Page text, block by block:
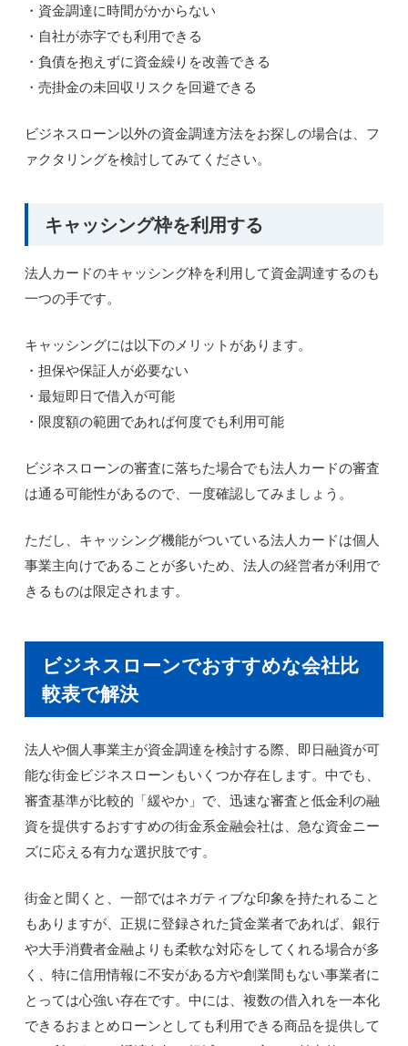
・資金調達に時間がかからない
・自社が赤字でも利用できる
・負債を抱えずに資金繰りを改善できる
・売掛金の未回収リスクを回避できる
ビジネスローン以外の資金調達方法をお探しの場合は、フ
ァクタリングを検討してみてください。
キャッシング枠を利用する
法人カードのキャッシング枠を利用して資金調達するのも
一つの手です。
キャッシングには以下のメリットがあります。
・担保や保証人が必要ない
・最短即日で借入が可能
・限度額の範囲であれば何度でも利用可能
ビジネスローンの審査に落ちた場合でも法人カードの審査
は通る可能性があるので、一度確認してみましょう。
ただし、キャッシング機能がついている法人カードは個人
事業主向けであることが多いため、法人の経営者が利用で
きるものは限定されます。
ビジネスローンでおすすめな会社比
較表で解決
法人や個人事業主が資金調達を検討する際、即日融資が可
能な街金ビジネスローンもいくつか存在します。中でも、
審査基準が比較的「緩やか」で、迅速な審査と低金利の融
資を提供するおすすめの街金系金融会社は、急な資金ニー
ズに応える有力な選択肢です。
街金と聞くと、一部ではネガティブな印象を持たれること
もありますが、正規に登録された貸金業者であれば、銀行
や大手消費者金融よりも柔軟な対応をしてくれる場合が多
く、特に信用情報に不安がある方や創業間もない事業者に
とっては心強い存在です。中には、複数の借入れを一本化
できるおまとめローンとしても利用できる商品を提供して